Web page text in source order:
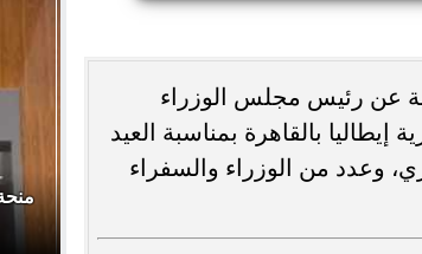
عن رئيس مجلس الوزراء
بالقاهرة بمناسبة العيد
وعدد من الوزراء والسفراء